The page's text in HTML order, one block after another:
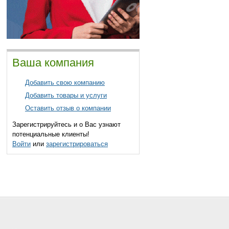
Ваша компания
Добавить свою компанию
Добавить товары и услуги
Оставить отзыв о компании
Зарегистрируйтесь и о Вас узнают
потенциальные клиенты!
Войти или зарегистрироваться